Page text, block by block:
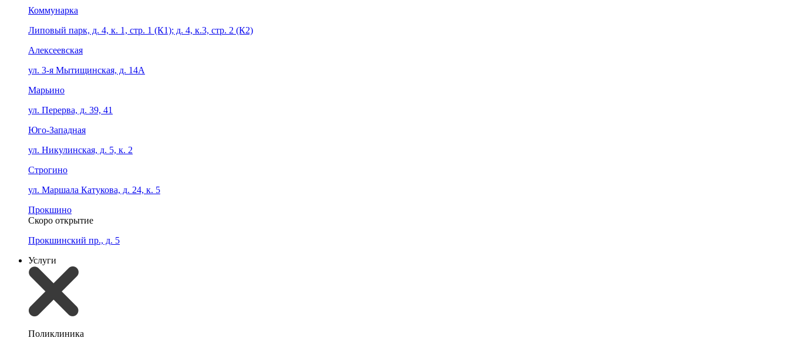
Коммунарка
Липовый парк, д. 4, к. 1, стр. 1 (К1); д. 4, к.3, стр. 2 (К2)
Алексеевская
ул. 3-я Мытищинская, д. 14А
Марьино
ул. Перерва, д. 39, 41
Юго-Западная
ул. Никулинская, д. 5, к. 2
Строгино
ул. Маршала Катукова, д. 24, к. 5
Прокшино
Скоро открытие
Прокшинский пр., д. 5
Услуги
Поликлиника